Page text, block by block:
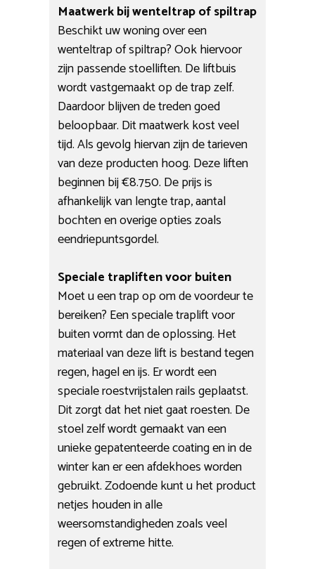
Maatwerk bij wenteltrap of spiltrap
Beschikt uw woning over een
wenteltrap of spiltrap? Ook hiervoor
zijn passende stoelliften. De liftbuis
wordt vastgemaakt op de trap zelf.
Daardoor blijven de treden goed
beloopbaar. Dit maatwerk kost veel
tijd. Als gevolg hiervan zijn de tarieven
van deze producten hoog. Deze liften
beginnen bij €8.750. De prijs is
afhankelijk van lengte trap, aantal
bochten en overige opties zoals
eendriepuntsgordel.
Speciale trapliften voor buiten
Moet u een trap op om de voordeur te
bereiken? Een speciale traplift voor
buiten vormt dan de oplossing. Het
materiaal van deze lift is bestand tegen
regen, hagel en ijs. Er wordt een
speciale roestvrijstalen rails geplaatst.
Dit zorgt dat het niet gaat roesten. De
stoel zelf wordt gemaakt van een
unieke gepatenteerde coating en in de
winter kan er een afdekhoes worden
gebruikt. Zodoende kunt u het product
netjes houden in alle
weersomstandigheden zoals veel
regen of extreme hitte.